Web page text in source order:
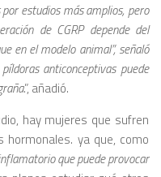
estudios más amplios, pero
de CGRP depende del
en el modelo animal”, señaló
anticonceptivas puede
.”, añadió.
hay mujeres que sufren
hormonales. ya que, como
que puede provocar